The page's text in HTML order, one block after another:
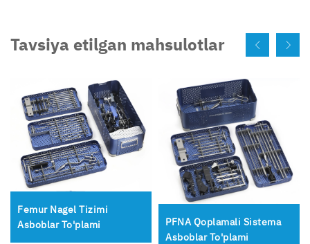
Tavsiya etilgan mahsulotlar
Femur Nagel Tizimi
Asboblar To'plami
PFNA Qoplamali Sistema
Asboblar To'plami